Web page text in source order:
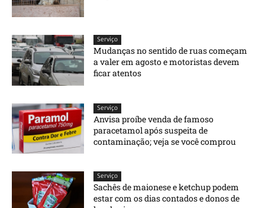
Serviço
Mudanças no sentido de ruas começam
a valer em agosto e motoristas devem
ficar atentos
Serviço
Anvisa proíbe venda de famoso
paracetamol após suspeita de
contaminação; veja se você comprou
Serviço
Sachês de maionese e ketchup podem
estar com os dias contados e donos de